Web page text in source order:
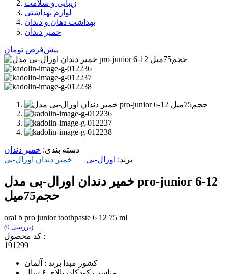
زیبایی و سلامت
لوازم بهداشتی
بهداشت دهان و دندان
خمیر دندان
پیش‌فرض تومان
دسته بندی: خمیر دندان
برند: اورال-بی | خمیر دندان اورال-بی
خمیر دندان اورال-بی مدل pro-junior 6-12
حجم75میل
oral b pro junior toothpaste 6 12 75 ml
(0 بررسی)
کد محصول :
191299
کشور مبدا برند : آلمان